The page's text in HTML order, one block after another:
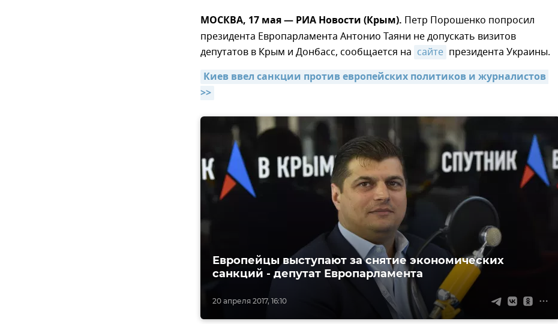
МОСКВА, 17 мая — РИА Новости (Крым). Петр Порошенко попросил
президента Европарламента Антонио Таяни не допускать визитов
депутатов в Крым и Донбасс, сообщается на сайте президента Украины.
Киев ввел санкции против европейских политиков и журналистов
>>
20 апреля 2017, 16:10
Европейцы выступают за снятие экономических
санкций - депутат Европарламента